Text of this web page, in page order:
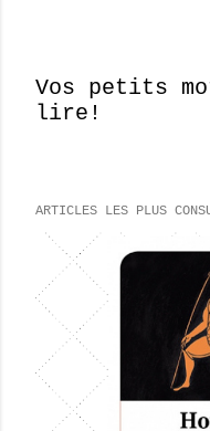
E
g
t
r
Vos petits
lire!
ARTICLES LES PLUS